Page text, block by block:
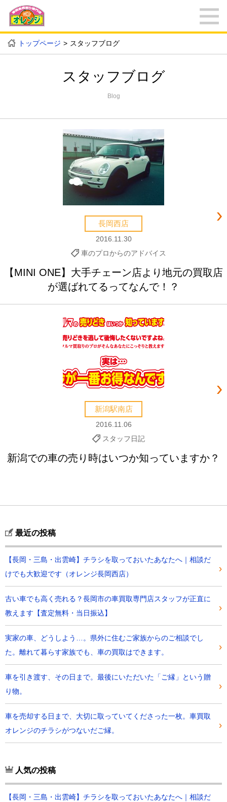
トップページ スタッフブログ
スタッフブログ
Blog
長岡西店
2016.11.30
車のプロからのアドバイス
【MINI ONE】大手チェーン店より地元の買取店
が選ばれてるってなんで！？
新潟駅南店
2016.11.06
スタッフ日記
新潟での車の売り時はいつか知っていますか？
最近の投稿
【長岡・三島・出雲崎】チラシを取っておいたあなたへ｜相談だ
けでも大歓迎です（オレンジ長岡西店）
古い車でも高く売れる？長岡市の車買取専門店スタッフが正直に
教えます【査定無料・当日振込】
実家の車、どうしよう…。県外に住むご家族からのご相談でし
た。離れて暮らす家族でも、車の買取はできます。
車を引き渡す、その日まで。最後にいただいた「ご縁」という贈
り物。
車を売却する日まで、大切に取っていてくださった一枚。車買取
オレンジのチラシがつないだご縁。
人気の投稿
【長岡・三島・出雲崎】チラシを取っておいたあなたへ｜相談だ